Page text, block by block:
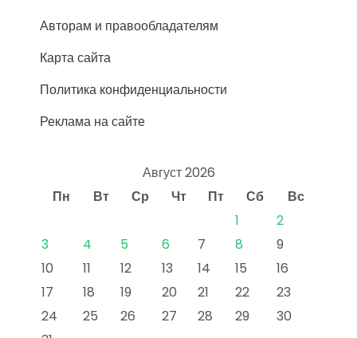
Авторам и правообладателям
Карта сайта
Политика конфиденциальности
Реклама на сайте
Август 2026
Пн
Вт Ср Чт Пт Сб
Вс
1
2
3
4 5 6 7 8
9
10
11 12 13 14 15
16
17
18 19 20 21 22
23
24
25 26 27 28 29
30